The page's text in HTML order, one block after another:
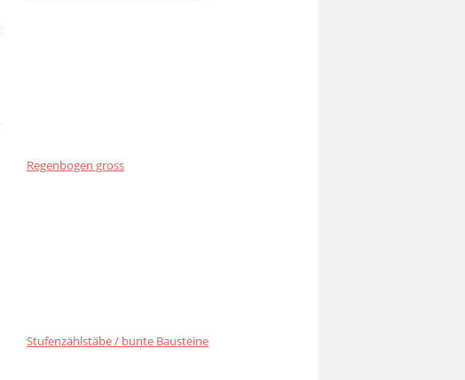
Regenbogen gross
Stufenzählstäbe / bunte Bausteine